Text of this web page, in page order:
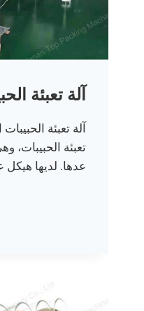
آلة تعبئة
آلة تعبئة
تعبئة الحبيبات،
عدها. لديها